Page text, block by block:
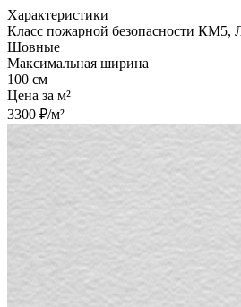
Характеристики
Класс пожарной безопасности КМ5,
Шовные
Максимальная ширина
100 см
Цена за м²
3300 ₽/м²